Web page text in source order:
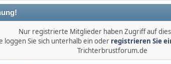
Nur registrierte Mitglieder haben Zugriff auf
loggen Sie sich unterhalb ein oder registrieren Sie
Trichterbrustforum.de